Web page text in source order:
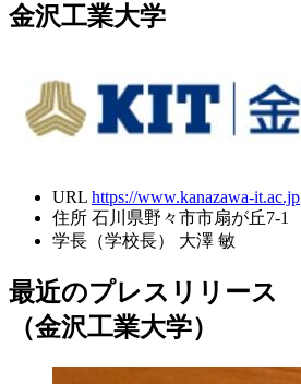
金沢工業大学
URL https://www.kanazawa-it.ac.jp
住所 石川県野々市市扇が丘7-1
学長（学校長）
大澤 敏
最近のプレスリリース
（金沢工業大学）